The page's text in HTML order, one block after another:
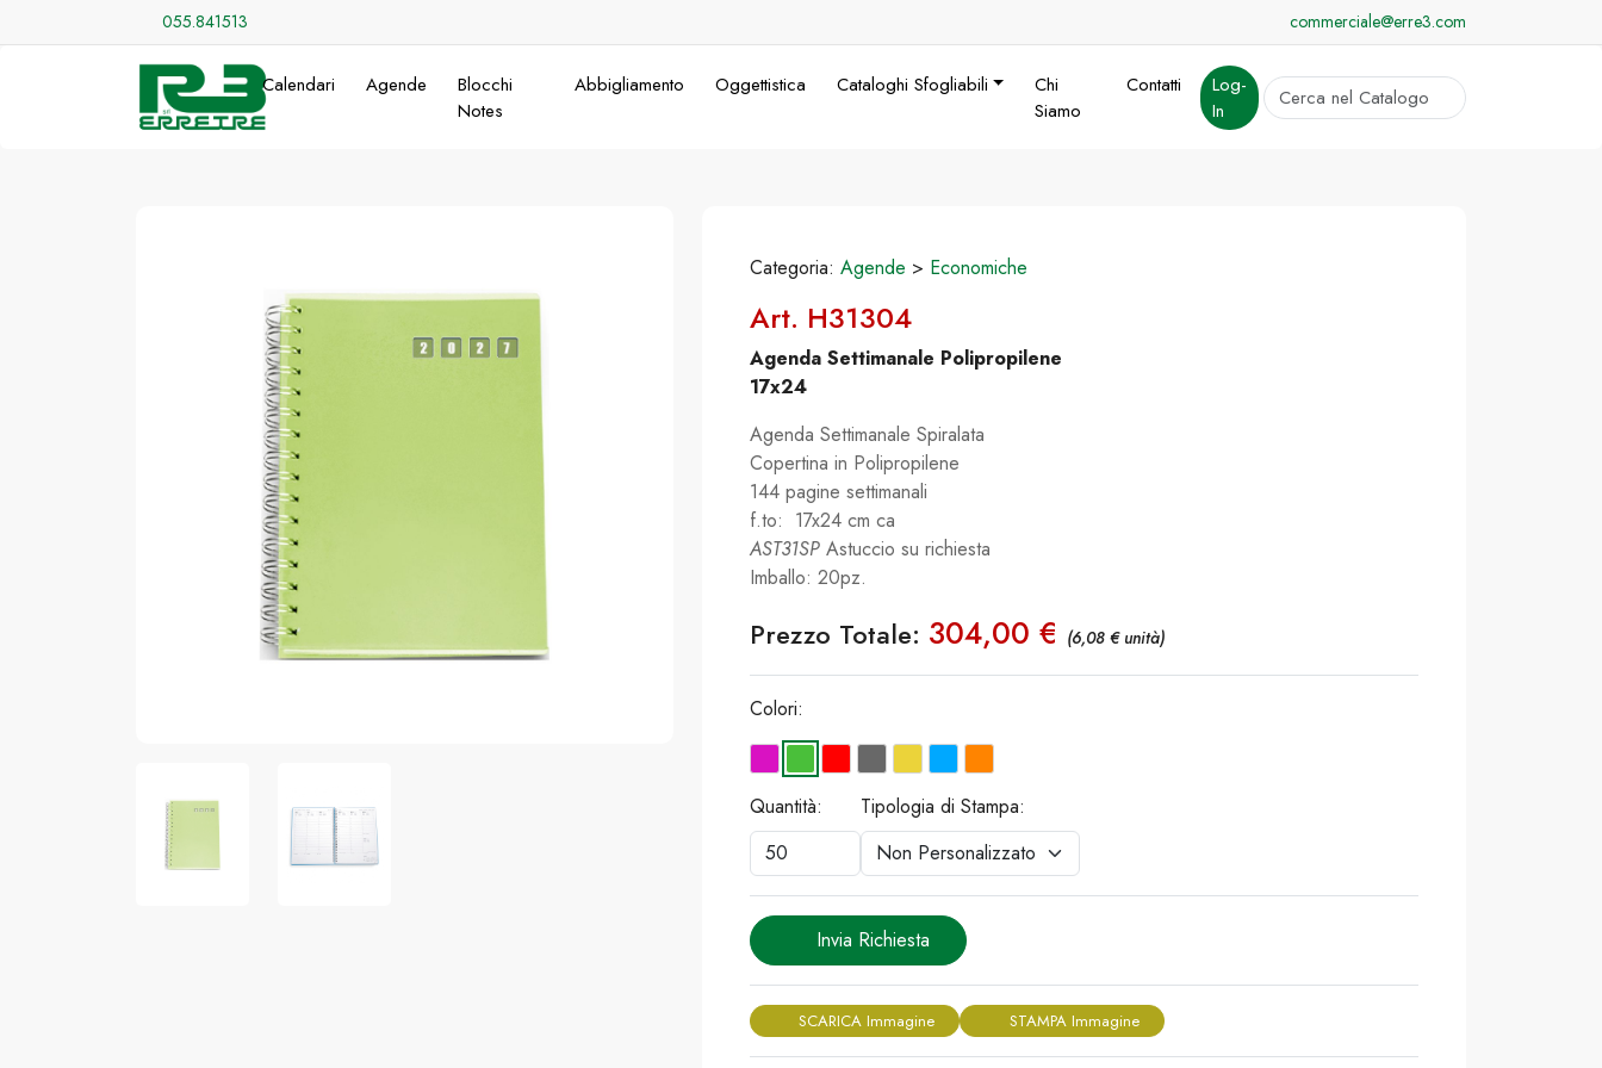
055.841513 commerciale@erre3.com
Calendari Agende
Blocchi
Notes
Abbigliamento Oggettistica Cataloghi Sfogliabili
Chi
Siamo
Contatti
Log-
In
cerca
Categoria: Agende > Economiche
Art. H31304
Agenda Settimanale Polipropilene
17x24
Agenda Settimanale Spiralata
Copertina in Polipropilene
144 pagine settimanali
f.to: 17x24 cm ca
AST31SP Astuccio su richiesta
Imballo: 20pz.
Prezzo Totale: 304,00 € (6,08 € unità)
Colori:
Quantità: Tipologia di Stampa:
Invia Richiesta
SCARICA Immagine STAMPA Immagine